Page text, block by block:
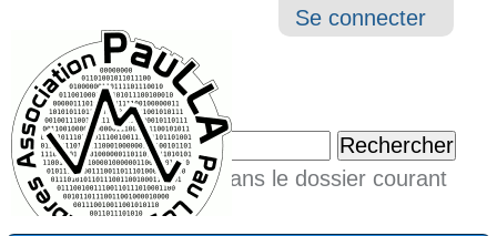
Outils
Se connecter
Chercher par
Seulement dans le dossier courant
Recherche